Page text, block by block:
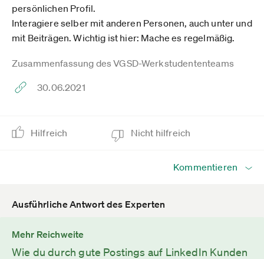
persönlichen Profil.
Interagiere selber mit anderen Personen, auch unter und
mit Beiträgen. Wichtig ist hier: Mache es regelmäßig.
Zusammenfassung des VGSD-Werkstudententeams
30.06.2021
Hilfreich Nicht hilfreich
Kommentieren
Ausführliche Antwort des Experten
Mehr Reichweite
Wie du durch gute Postings auf LinkedIn Kunden